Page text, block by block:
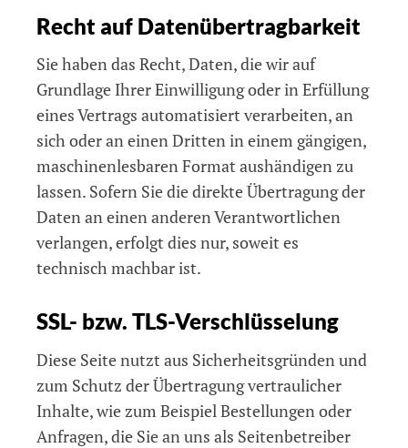
Recht auf Datenübertragbarkeit
Sie haben das Recht, Daten, die wir auf
Grundlage Ihrer Einwilligung oder in Erfüllung
eines Vertrags automatisiert verarbeiten, an
sich oder an einen Dritten in einem gängigen,
maschinenlesbaren Format aushändigen zu
lassen. Sofern Sie die direkte Übertragung der
Daten an einen anderen Verantwortlichen
verlangen, erfolgt dies nur, soweit es
technisch machbar ist.
SSL- bzw. TLS-Verschlüsselung
Diese Seite nutzt aus Sicherheitsgründen und
zum Schutz der Übertragung vertraulicher
Inhalte, wie zum Beispiel Bestellungen oder
Anfragen, die Sie an uns als Seitenbetreiber